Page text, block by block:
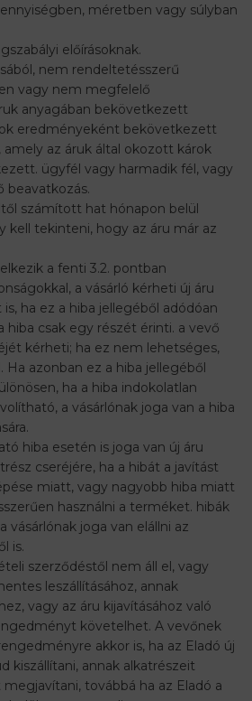
méretben vagy súlyban
előírásoknak.
nem rendeltetésszerű
vagy nem megfelelő
anyagában bekövetkezett
eredményeként bekövetkezett
amely az áruk által okozott károk
ügyfél vagy harmadik fél, vagy
beavatkozás.
számított hat hónapon belül
kell tekinteni, hogy az áru már az
a fenti 3.2. pontban
a vásárló kérheti új áru
ha ez a hiba jellegéből adódóan
hiba csak egy részét érinti. a vevő
kérheti; ha ez nem lehetséges,
Ha azonban ez a hiba jellegéből
ha a hiba indokolatlan
a vásárlónak joga van a hiba
hiba esetén is joga van új áru
cseréjére, ha a hibát a javítást
miatt, vagy nagyobb hiba miatt
használni a terméket. hibák
vásárlónak joga van elállni az
is.
szerződéstől nem áll el, vagy
leszállításához, annak
vagy az áru kijavításához való
követelhet. A vevőnek
akkor is, ha az Eladó új
kiszállítani, annak alkatrészeit
továbbá ha az Eladó a